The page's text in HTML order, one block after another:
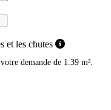
et les chutes
demande de 1.39 m².